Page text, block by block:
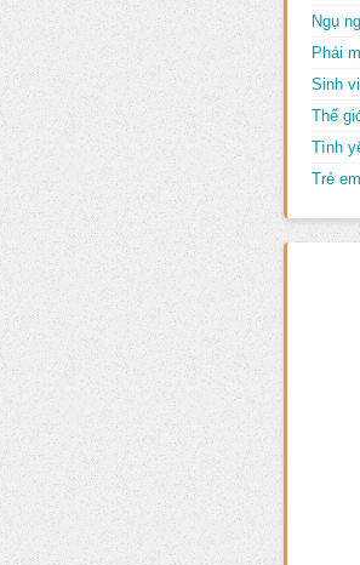
Ngụ
Phái
Sinh
Thế
Tình
Trẻ em